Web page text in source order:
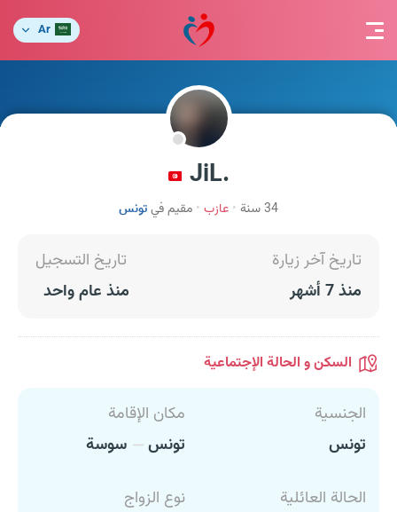
Ar
.JiL
34 سنة عازب مقيم فيتونس
تاريخ آخر زيارة
منذ 7 أشهر
تاريخ التسجيل
منذ عام واحد
السكن و الحالة الإجتماعية
الجنسية
تونس
مكان الإقامة
تونس
سوسة
الحالة العائلية
نوع الزواج